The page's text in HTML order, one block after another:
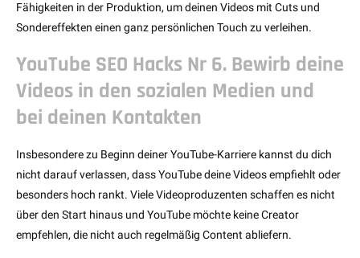
Fähigkeiten in der Produktion, um deinen Videos mit Cuts und
Sondereffekten einen ganz persönlichen Touch zu verleihen.
YouTube SEO Hacks Nr 6. Bewirb deine
Videos in den sozialen Medien und
bei deinen Kontakten
Insbesondere zu Beginn deiner YouTube-Karriere kannst du dich
nicht darauf verlassen, dass YouTube deine Videos empfiehlt oder
besonders hoch rankt. Viele Videoproduzenten schaffen es nicht
über den Start hinaus und YouTube möchte keine Creator
empfehlen, die nicht auch regelmäßig Content abliefern.